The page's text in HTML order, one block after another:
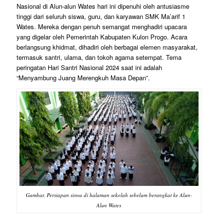
Nasional di Alun-alun Wates hari ini dipenuhi oleh antusiasme
tinggi dari seluruh siswa, guru, dan karyawan SMK Ma’arif 1
Wates. Mereka dengan penuh semangat menghadiri upacara
yang digelar oleh Pemerintah Kabupaten Kulon Progo. Acara
berlangsung khidmat, dihadiri oleh berbagai elemen masyarakat,
termasuk santri, ulama, dan tokoh agama setempat. Tema
peringatan Hari Santri Nasional 2024 saat ini adalah
“Menyambung Juang Merengkuh Masa Depan”.
Gambar. Persiapan siswa di halaman sekolah sebelum berangkat ke Alun-
Alun Wates